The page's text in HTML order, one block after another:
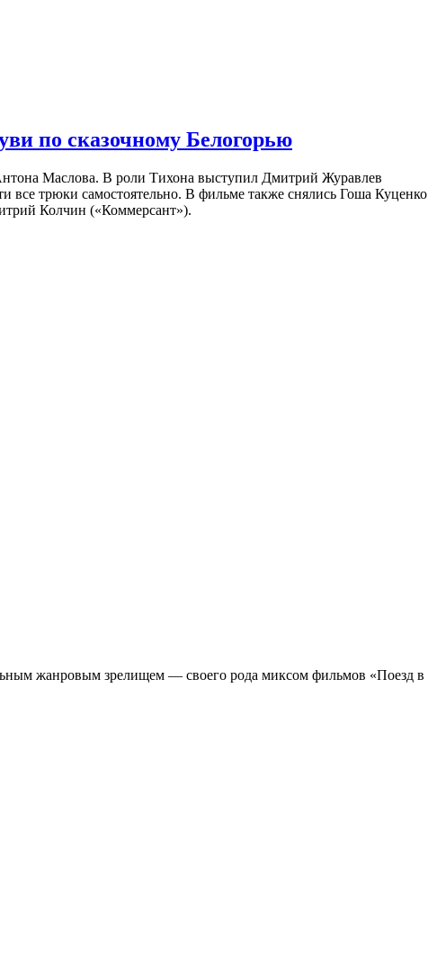
по сказочному Белогорью
Маслова. В роли Тихона выступил Дмитрий Журавлев
трюки самостоятельно. В фильме также снялись Гоша Куценко
Колчин («Коммерсант»).
жанровым зрелищeм — своего рода миксом фильмов «Поезд в